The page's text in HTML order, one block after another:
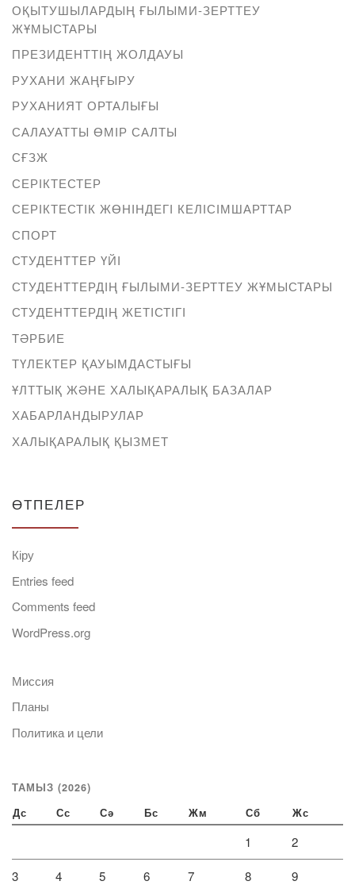
ОҚЫТУШЫЛАРДЫҢ ҒЫЛЫМИ-ЗЕРТТЕУ
ЖҰМЫСТАРЫ
ПРЕЗИДЕНТТІҢ ЖОЛДАУЫ
РУХАНИ ЖАҢҒЫРУ
РУХАНИЯТ ОРТАЛЫҒЫ
САЛАУАТТЫ ӨМІР САЛТЫ
СҒЗЖ
СЕРІКТЕСТЕР
СЕРІКТЕСТІК ЖӨНІНДЕГІ КЕЛІСІМШАРТТАР
СПОРТ
СТУДЕНТТЕР ҮЙІ
СТУДЕНТТЕРДІҢ ҒЫЛЫМИ-ЗЕРТТЕУ ЖҰМЫСТАРЫ
СТУДЕНТТЕРДІҢ ЖЕТІСТІГІ
ТӘРБИЕ
ТҮЛЕКТЕР ҚАУЫМДАСТЫҒЫ
ҰЛТТЫҚ ЖӘНЕ ХАЛЫҚАРАЛЫҚ БАЗАЛАР
ХАБАРЛАНДЫРУЛАР
ХАЛЫҚАРАЛЫҚ ҚЫЗМЕТ
ӨТПЕЛЕР
Кіру
Entries feed
Comments feed
WordPress.org
Миссия
Планы
Политика и цели
ТАМЫЗ (2026)
Дс Сс Сә Бс Жм Сб Жс
1 2
3 4 5 6 7 8 9